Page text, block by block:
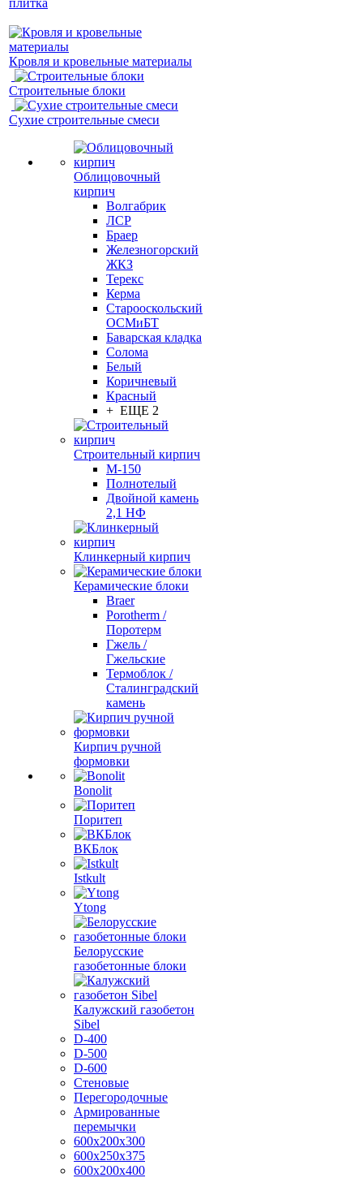
плитка
Кровля и кровельные материалы
Строительные блоки
Сухие строительные смеси
Облицовочный
кирпич
Волгабрик
ЛСР
Браер
Железногорский
ЖКЗ
Терекс
Керма
Старооскольский
ОСМиБТ
Баварская кладка
Солома
Белый
Коричневый
Красный
+ ЕЩЕ 2
Строительный кирпич
М-150
Полнотелый
Двойной камень
2,1 НФ
Клинкерный кирпич
Керамические блоки
Braer
Porotherm /
Поротерм
Гжель /
Гжельские
Термоблок /
Сталинградский
камень
Кирпич ручной
формовки
Bonolit
Поритеп
ВКБлок
Istkult
Ytong
Белорусские
газобетонные блоки
Калужский газобетон
Sibel
D-400
D-500
D-600
Стеновые
Перегородочные
Армированные
перемычки
600х200х300
600х250х375
600х200х400